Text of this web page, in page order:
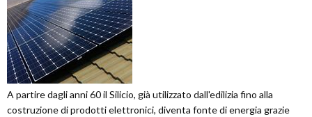
A partire dagli anni 60 il Silicio, già utilizzato dall'edilizia fino alla
costruzione di prodotti elettronici, diventa fonte di energia grazie